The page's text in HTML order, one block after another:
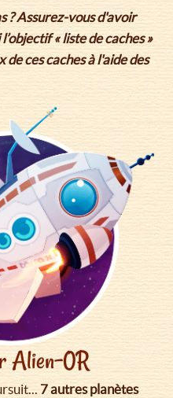
? Assurez-vous d'avoir
« liste de caches »
de ces caches à l'aide des
Alien-0R
7 autres planètes